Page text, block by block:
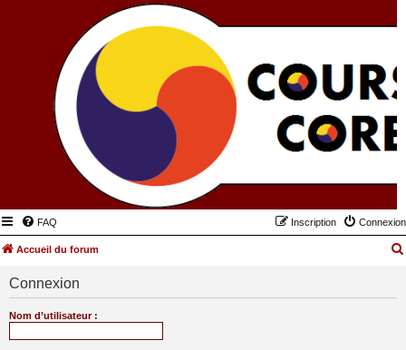
FAQ Connexion
Inscription
Accueil du forum
Connexion
Nom d’utilisateur :